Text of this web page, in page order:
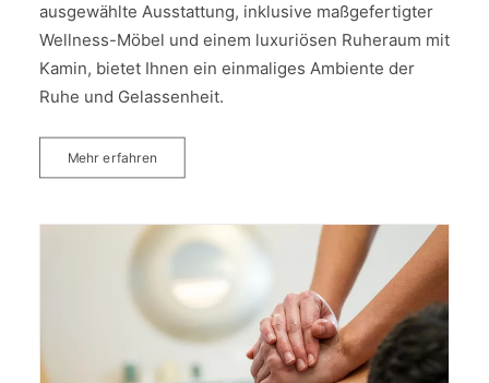
ausgewählte Ausstattung, inklusive maßgefertigter
Wellness-Möbel und einem luxuriösen Ruheraum mit
Kamin, bietet Ihnen ein einmaliges Ambiente der
Ruhe und Gelassenheit.
Mehr erfahren